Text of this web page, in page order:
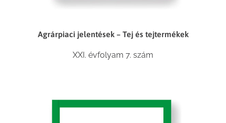
Agrárpiaci jelentések – Tej és tejtermékek
XXI. évfolyam 7. szám